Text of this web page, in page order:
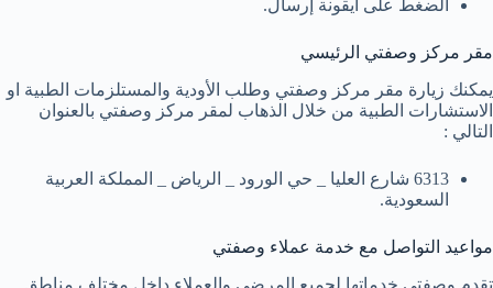
الضغط على أيقونة إرسال.
مقر مركز وصفتي الرئيسي
يمكنك زيارة مقر مركز وصفتي وطلب الأودية والمستلزمات الطبية او
الاستشارات الطبية من خلال الذهاب لمقر مركز وصفتي بالعنوان
التالي :
6313 شارع العليا _ حي الورود _ الرياض _ المملكة العربية
السعودية.
مواعيد التواصل مع خدمة عملاء وصفتي
تقدم وصفتي خدماتها لجميع المرضي والعملاء داخل مختلف مناطق